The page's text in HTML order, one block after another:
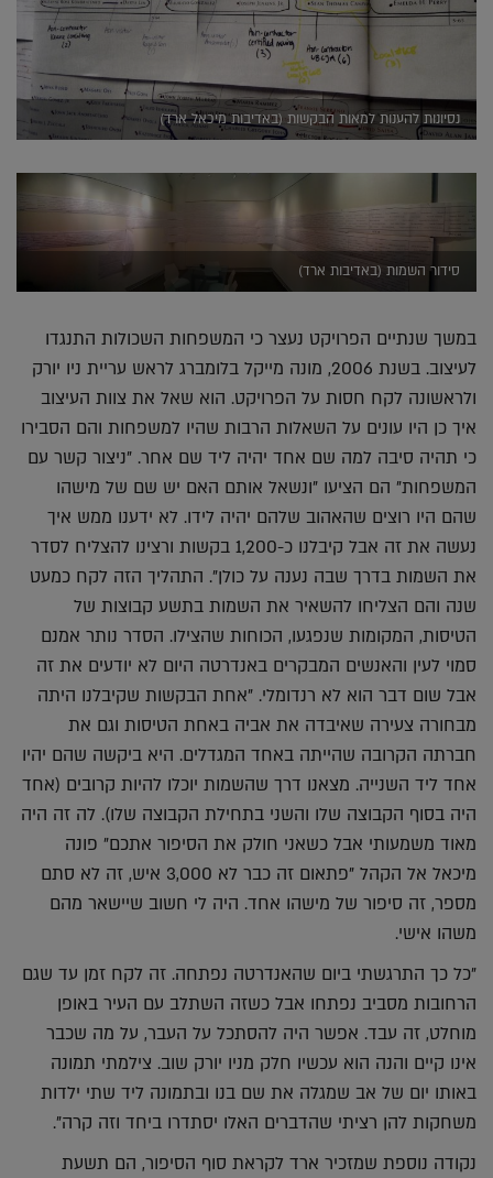
נסיונות להענות למאות הבקשות (באדיבות מיכאל ארד)
סידור השמות (באדיבות ארד)
במשך שנתיים הפרויקט נעצר כי המשפחות השכולות התנגדו
לעיצוב. בשנת 2006, מונה מייקל בלומברג לראש עריית ניו יורק
ולראשונה לקח חסות על הפרויקט. הוא שאל את צוות העיצוב
איך כן היו עונים על השאלות הרבות שהיו למשפחות והם הסבירו
כי תהיה סיבה למה שם אחד יהיה ליד שם אחר. "ניצור קשר עם
המשפחות" הם הציעו "ונשאל אותם האם יש שם של מישהו
שהם היו רוצים שהאהוב שלהם יהיה לידו. לא ידענו ממש איך
נעשה את זה אבל קיבלנו כ-1,200 בקשות ורצינו להצליח לסדר
את השמות בדרך שבה נענה על כולן". התהליך הזה לקח כמעט
שנה והם הצליחו להשאיר את השמות בתשע קבוצות של
הטיסות, המקומות שנפגעו, הכוחות שהצילו. הסדר נותר אמנם
סמוי לעין והאנשים המבקרים באנדרטה היום לא יודעים את זה
אבל שום דבר הוא לא רנדומלי. "אחת הבקשות שקיבלנו היתה
מבחורה צעירה שאיבדה את אביה באחת הטיסות וגם את
חברתה הקרובה שהייתה באחד המגדלים. היא ביקשה שהם יהיו
אחד ליד השנייה. מצאנו דרך שהשמות יוכלו להיות קרובים (אחד
היה בסוף הקבוצה שלו והשני בתחילת הקבוצה שלו). לה זה היה
מאוד משמעותי אבל כשאני חולק את הסיפור אתכם" פונה
מיכאל אל הקהל "פתאום זה כבר לא 3,000 איש, זה לא סתם
מספר, זה סיפור של מישהו אחד. היה לי חשוב שיישאר מהם
משהו אישי.
"כל כך התרגשתי ביום שהאנדרטה נפתחה. זה לקח זמן עד שגם
הרחובות מסביב נפתחו אבל כשזה השתלב עם העיר באופן
מוחלט, זה עבד. אפשר היה להסתכל על העבר, על מה שכבר
אינו קיים והנה הוא עכשיו חלק מניו יורק שוב. צילמתי תמונה
באותו יום של אב שמגלה את שם בנו ובתמונה ליד שתי ילדות
משחקות להן רציתי שהדברים האלו יסתדרו ביחד וזה קרה".
נקודה נוספת שמזכיר ארד לקראת סוף הסיפור, הם תשעת